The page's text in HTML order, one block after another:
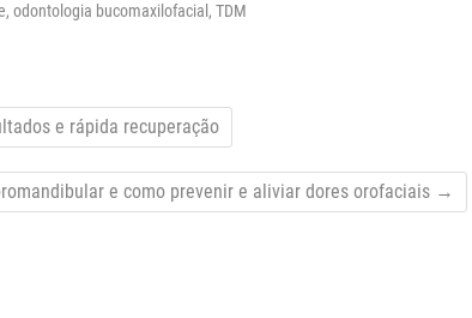
, odontologia bucomaxilofacial , TDM
e rápida recuperação
e como prevenir e aliviar dores orofaciais →